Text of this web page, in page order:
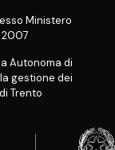
Ministero
2007
Autonoma di
gestione dei
Trento